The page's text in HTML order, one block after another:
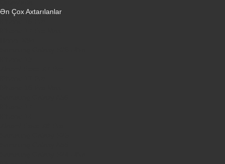
Ən Çox Axtarılanlar